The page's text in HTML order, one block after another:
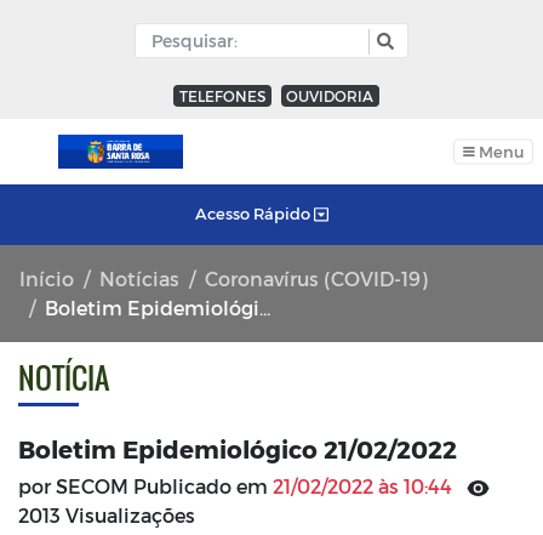
TELEFONES OUVIDORIA
Menu
Acesso Rápido
Início Notícias
Coronavírus (COVID-19)
Boletim Epidemiológico 21/02/2022
NOTÍCIA
Boletim Epidemiológico 21/02/2022
por SECOM Publicado em 21/02/2022 às 10:44
2013 Visualizações